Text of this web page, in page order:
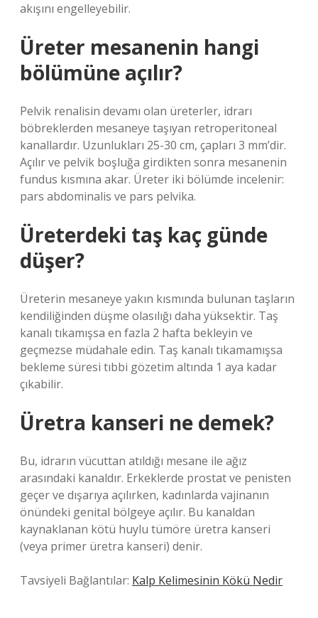
akışını engelleyebilir.
Üreter mesanenin hangi
bölümüne açılır?
Pelvik renalisin devamı olan üreterler, idrarı
böbreklerden mesaneye taşıyan retroperitoneal
kanallardır. Uzunlukları 25-30 cm, çapları 3 mm’dir.
Açılır ve pelvik boşluğa girdikten sonra mesanenin
fundus kısmına akar. Üreter iki bölümde incelenir:
pars abdominalis ve pars pelvika.
Üreterdeki taş kaç günde
düşer?
Üreterin mesaneye yakın kısmında bulunan taşların
kendiliğinden düşme olasılığı daha yüksektir. Taş
kanalı tıkamışsa en fazla 2 hafta bekleyin ve
geçmezse müdahale edin. Taş kanalı tıkamamışsa
bekleme süresi tıbbi gözetim altında 1 aya kadar
çıkabilir.
Üretra kanseri ne demek?
Bu, idrarın vücuttan atıldığı mesane ile ağız
arasındaki kanaldır. Erkeklerde prostat ve penisten
geçer ve dışarıya açılırken, kadınlarda vajinanın
önündeki genital bölgeye açılır. Bu kanaldan
kaynaklanan kötü huylu tümöre üretra kanseri
(veya primer üretra kanseri) denir.
Tavsiyeli Bağlantılar: Kalp Kelimesinin Kökü Nedir